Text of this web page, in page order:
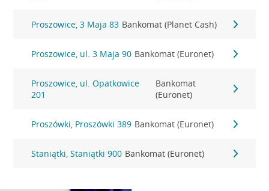
Proszowice, 3 Maja 83 Bankomat (Planet Cash)
Proszowice, ul. 3 Maja 90 Bankomat (Euronet)
Proszowice, ul. Opatkowice
201
Bankomat
(Euronet)
Proszówki, Proszówki 389 Bankomat (Euronet)
Staniątki, Staniątki 900 Bankomat (Euronet)